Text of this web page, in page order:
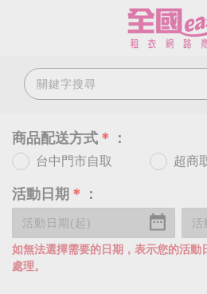
商品配送方式 ＊ ：
台中門市自取 超商
活動日期 ＊ ：
如無法選擇需要的日期，表示您的活動
處理。